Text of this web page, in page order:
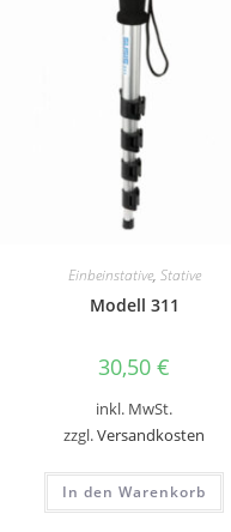
Einbeinstative, Stative
Modell 311
30,50€
inkl. MwSt.
zzgl.Versandkosten
In den Warenkorb